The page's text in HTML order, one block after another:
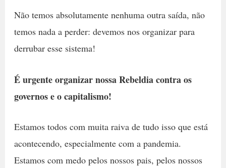
Não temos absolutamente nenhuma outra saída, não
temos nada a perder: devemos nos organizar para
derrubar esse sistema!
É urgente organizar nossa Rebeldia contra os
governos e o capitalismo!
Estamos todos com muita raiva de tudo isso que está
acontecendo, especialmente com a pandemia.
Estamos com medo pelos nossos pais, pelos nossos